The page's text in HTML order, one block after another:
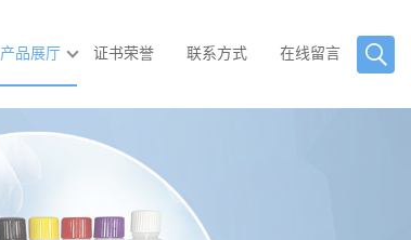
产品展厅 证书荣誉 联系方式 在线留言